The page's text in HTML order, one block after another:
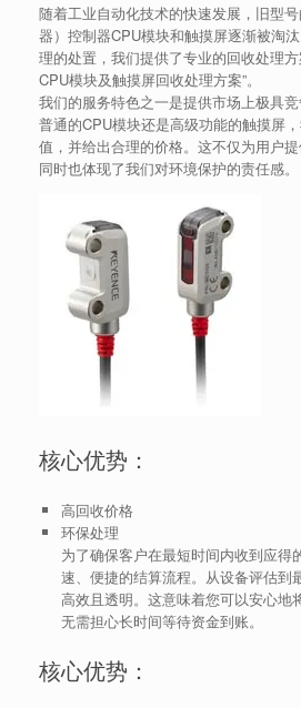
随着工业自动化技术的快速发展，旧型
器）控制器CPU模块和触摸屏逐渐被淘
理的处置，我们提供了专业的回收处理
CPU模块及触摸屏回收处理方案”。
我们的服务特色之一是提供市场上极具
普通的CPU模块还是高级功能的触摸屏
值，并给出合理的价格。这不仅为用户
同时也体现了我们对环境保护的责任感。
核心优势：
高回收价格
环保处理
为了确保客户在最短时间内收到应得
速、便捷的结算流程。从设备评估到
高效且透明。这意味着您可以安心地
无需担心长时间等待资金到账。
核心优势：